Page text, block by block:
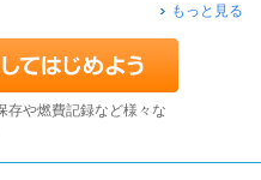
もっと見る
存や燃費記録など様々な